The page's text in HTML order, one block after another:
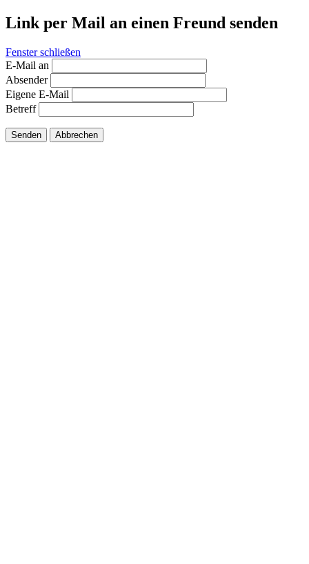
Link per Mail an einen Freund senden
Fenster schließen
E-Mail an
Absender
Eigene E-Mail
Betreff
Senden Abbrechen